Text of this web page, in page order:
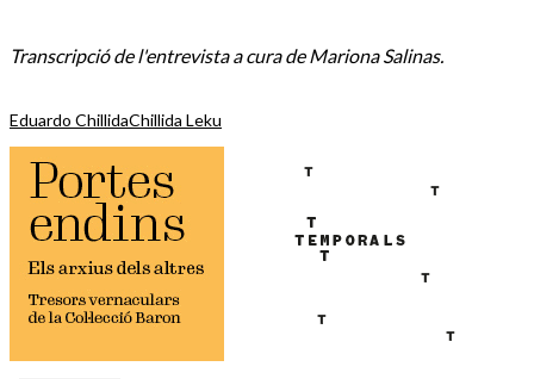
Transcripció de l'entrevista a cura de Mariona Salinas.
Eduardo ChillidaChillida Leku